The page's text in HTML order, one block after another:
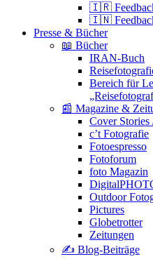
🇮🇷
🇮🇳
Presse & Bücher
📖 Bücher
IRAN-Buch
Bereich für
📰 Magazine &
Cover Stories
c’t Fotografie
Fotoespresso
Fotoforum
foto Magazin
Outdoor
Pictures
Globetrotter
Zeitungen
✍️ Blog-Beiträge